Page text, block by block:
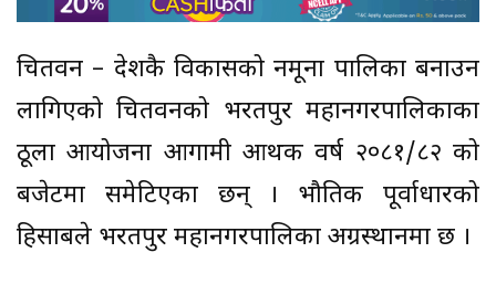
चितवन – देशकै विकासको नमूना पालिका बनाउन
लागिएको चितवनको भरतपुर महानगरपालिकाका
ठूला आयोजना आगामी आर्थिक वर्ष २०८१/८२ को
बजेटमा समेटिएका छन् । भौतिक पूर्वाधारको
हिसाबले भरतपुर महानगरपालिका अग्रस्थानमा छ ।